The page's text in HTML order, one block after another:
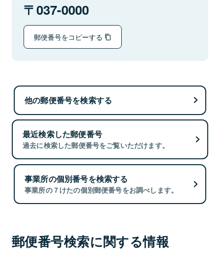
037-0000
郵便番号をコピーする
他の郵便番号を検索する
最近検索した郵便番号
過去に検索した郵便番号をご覧いただけます。
事業所の個別番号を検索する
事業所の７けたの個別郵便番号をお調べします。
郵便番号検索に関する情報